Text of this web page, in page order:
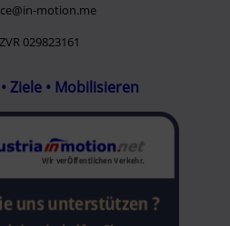
motion.me
029823161
Ziele • Mobilisieren